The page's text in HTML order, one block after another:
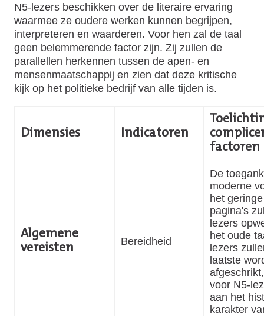
N5-lezers beschikken over de literaire ervaring
waarmee ze oudere werken kunnen begrijpen,
interpreteren en waarderen. Voor hen zal de taal
geen belemmerende factor zijn. Zij zullen de
parallellen herkennen tussen de apen- en
mensenmaatschappij en zien dat deze kritische
kijk op het politieke bedrijf van alle tijden is.
Dimensies Indicatoren
factoren
Algemene
vereisten
Bereidheid
De
moderne
het
pagina's
lezers
het oude
lezers
laatste
voor N5-
aan het
karakter